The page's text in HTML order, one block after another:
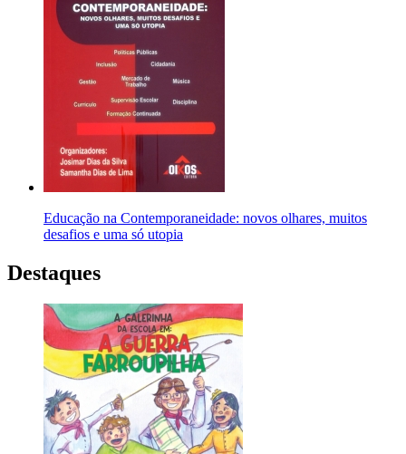
Educação na Contemporaneidade: novos olhares, muitos
desafios e uma só utopia
Destaques